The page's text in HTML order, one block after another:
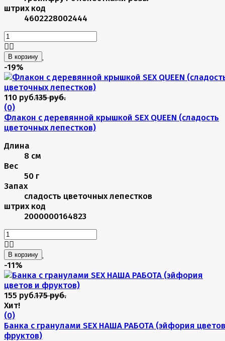
штрих код
4602228002444
В корзину
-19%
110 руб.135 руб.
(0)
Флакон с деревянной крышкой SEX QUEEN (сладость
цветочных лепестков)
Длина
8 см
Вес
50 г
Запах
сладость цветочных лепестков
штрих код
2000000164823
В корзину
-11%
155 руб.175 руб.
Хит!
(0)
Банка с гранулами SEX НАША РАБОТА (эйфория
фруктов)